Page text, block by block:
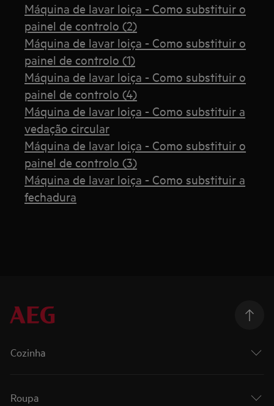
Máquina de lavar loiça - Como substituir o
painel de controlo (2)
Máquina de lavar loiça - Como substituir o
painel de controlo (1)
Máquina de lavar loiça - Como substituir o
painel de controlo (4)
Máquina de lavar loiça - Como substituir a
vedação circular
Máquina de lavar loiça - Como substituir o
painel de controlo (3)
Máquina de lavar loiça - Como substituir a
fechadura
Cozinha
Roupa